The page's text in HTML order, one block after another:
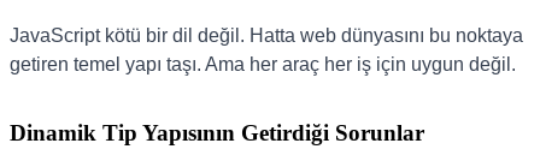
JavaScript kötü bir dil değil. Hatta web dünyasını bu noktaya
getiren temel yapı taşı. Ama her araç her iş için uygun değil.
Dinamik Tip Yapısının Getirdiği Sorunlar